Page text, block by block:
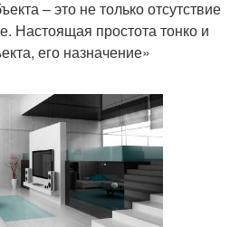
– это не только отсутствие
Настоящая простота тонко и
его назначение»